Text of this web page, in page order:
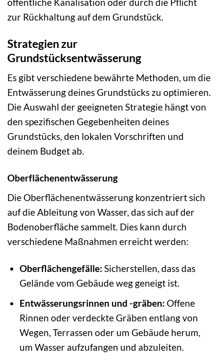
zur Rückhaltung auf dem Grundstück.
Strategien zur
Grundstücksentwässerung
Es gibt verschiedene bewährte Methoden, um die
Entwässerung deines Grundstücks zu optimieren.
Die Auswahl der geeigneten Strategie hängt von
den spezifischen Gegebenheiten deines
Grundstücks, den lokalen Vorschriften und
deinem Budget ab.
Oberflächenentwässerung
Die Oberflächenentwässerung konzentriert sich
auf die Ableitung von Wasser, das sich auf der
Bodenoberfläche sammelt. Dies kann durch
verschiedene Maßnahmen erreicht werden:
Oberflächengefälle: Sicherstellen, dass das
Gelände vom Gebäude weg geneigt ist.
Entwässerungsrinnen und -gräben: Offene
Rinnen oder verdeckte Gräben entlang von
Wegen, Terrassen oder um Gebäude herum,
um Wasser aufzufangen und abzuleiten.